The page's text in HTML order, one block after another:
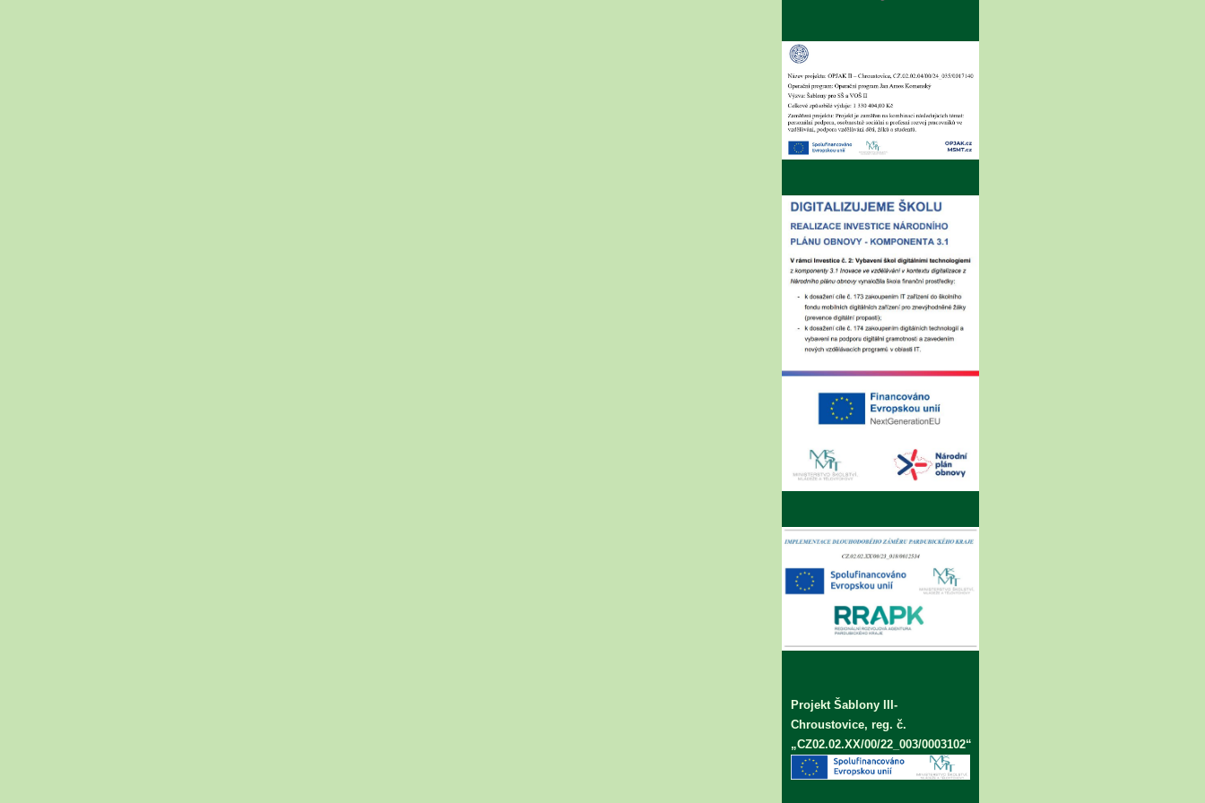
Projekt Šablony III-
Chroustovice, reg. č.
„CZ02.02.XX/00/22_003/0003102“